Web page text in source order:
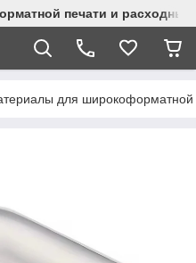
печати и
для широкоформатной